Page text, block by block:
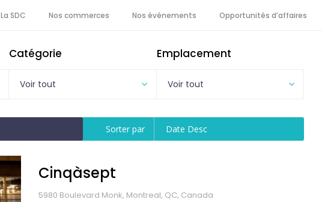
La SDC Nos commerces Nos événements Opportunités d’affaires
Catégorie
Voir tout
Emplacement
Voir tout
Sorter par Date Desc
Cinqàsept
5980 Boulevard Monk, Montreal, QC, Canada